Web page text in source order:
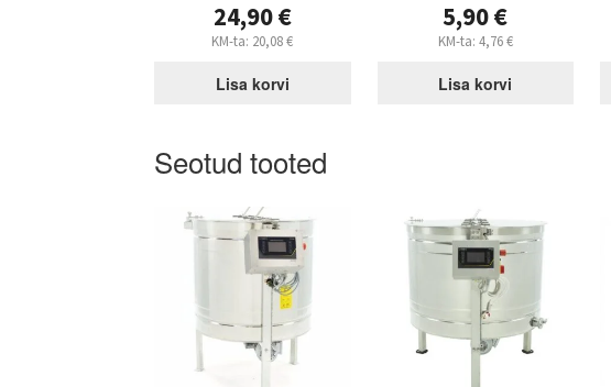
24,90€
KM-ta: 20,08€
Lisa korvi
5,90€
KM-ta: 4,76€
Lisa korvi
Seotud tooted